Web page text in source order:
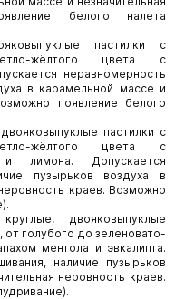
белого налета
пастилки с
жёлтого цвета с
неравномерность
в карамельной массе и
появление белого
пастилки с
жёлтого цвета с
лимона. Допускается
пузырьков воздуха в
краев. Возможно
двояковыпуклые
от голубого до зеленовато-
ментола и эвкалипта.
наличие пузырьков
неровность краев.